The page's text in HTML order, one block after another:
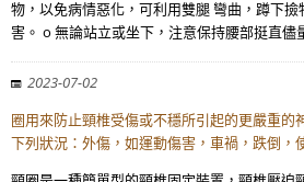
物，以免病情惡化，可利用雙腿 彎曲，蹲下
害。 o 無論站立或坐下，注意保持腰部挺直儘
2023-07-02
圈用來防止頸椎受傷或不穩所引起的更嚴重的
下列狀況：外傷，如運動傷害，車禍，跌倒，